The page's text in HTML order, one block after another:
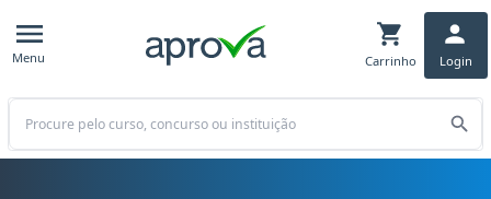
Menu Carrinho Login
Buscar